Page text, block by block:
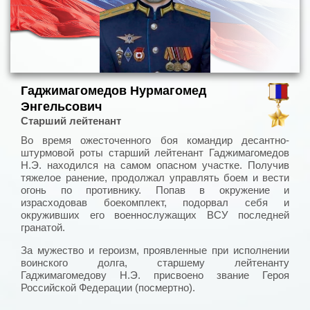
Гаджимагомедов Нурмагомед
Энгельсович
Старший лейтенант
Во время ожесточенного боя командир десантно-
штурмовой роты старший лейтенант Гаджимагомедов
Н.Э. находился на самом опасном участке. Получив
тяжелое ранение, продолжал управлять боем и вести
огонь по противнику. Попав в окружение и
израсходовав боекомплект, подорвал себя и
окруживших его военнослужащих ВСУ последней
гранатой.
За мужество и героизм, проявленные при исполнении
воинского долга, старшему лейтенанту
Гаджимагомедову Н.Э. присвоено звание Героя
Российской Федерации (посмертно).